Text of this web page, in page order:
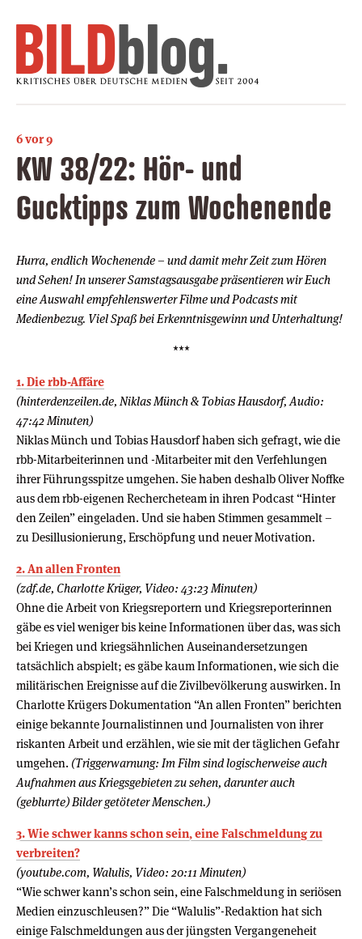
6 vor 9
KW 38/22: Hör- und
Gucktipps zum Wochenende
Hurra, endlich Wochenende – und damit mehr Zeit zum Hören
und Sehen! In unserer Samstagsausgabe präsentieren wir Euch
eine Auswahl empfehlenswerter Filme und Podcasts mit
Medienbezug. Viel Spaß bei Erkenntnisgewinn und Unterhaltung!
***
1. Die rbb-Affäre
(hinterdenzeilen.de, Niklas Münch & Tobias Hausdorf, Audio:
47:42 Minuten)
Niklas Münch und Tobias Hausdorf haben sich gefragt, wie die
rbb-Mitarbeiterinnen und -Mitarbeiter mit den Verfehlungen
ihrer Führungsspitze umgehen. Sie haben deshalb Oliver Noffke
aus dem rbb-eigenen Rechercheteam in ihren Podcast “Hinter
den Zeilen” eingeladen. Und sie haben Stimmen gesammelt –
zu Desillusionierung, Erschöpfung und neuer Motivation.
2. An allen Fronten
(zdf.de, Charlotte Krüger, Video: 43:23 Minuten)
Ohne die Arbeit von Kriegsreportern und Kriegsreporterinnen
gäbe es viel weniger bis keine Informationen über das, was sich
bei Kriegen und kriegsähnlichen Auseinandersetzungen
tatsächlich abspielt; es gäbe kaum Informationen, wie sich die
militärischen Ereignisse auf die Zivilbevölkerung auswirken. In
Charlotte Krügers Dokumentation “An allen Fronten” berichten
einige bekannte Journalistinnen und Journalisten von ihrer
riskanten Arbeit und erzählen, wie sie mit der täglichen Gefahr
umgehen. (Triggerwarnung: Im Film sind logischerweise auch
Aufnahmen aus Kriegsgebieten zu sehen, darunter auch
(geblurrte) Bilder getöteter Menschen.)
3. Wie schwer kanns schon sein, eine Falschmeldung zu
verbreiten?
(youtube.com, Walulis, Video: 20:11 Minuten)
“Wie schwer kann’s schon sein, eine Falschmeldung in seriösen
Medien einzuschleusen?” Die “Walulis”-Redaktion hat sich
einige Falschmeldungen aus der jüngsten Vergangeneheit